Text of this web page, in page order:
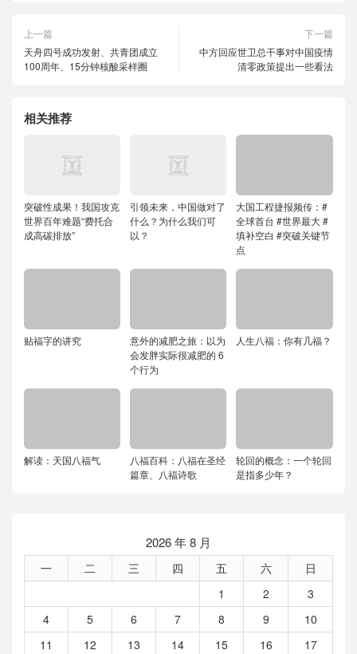
上一篇
天舟四号成功发射、共青团成立
100周年、15分钟核酸采样圈
下一篇
中方回应世卫总干事对中国疫情
清零政策提出一些看法
相关推荐
突破性成果！我国攻克
世界百年难题“费托合
成高碳排放”
引领未来，中国做对了
什么？为什么我们可
以？
大国工程捷报频传：#
全球首台 #世界最大 #
填补空白 #突破关键节
点
贴福字的讲究
意外的减肥之旅：以为
会发胖实际很减肥的 6
个行为
人生八福：你有几福？
解读：天国八福气
八福百科：八福在圣经
篇章、八福诗歌
轮回的概念：一个轮回
是指多少年？
2026 年 8 月
一 二 三 四 五 六
日
1
2
3
4
5 6 7 8 9
10
11
12 13 14 15 16
17